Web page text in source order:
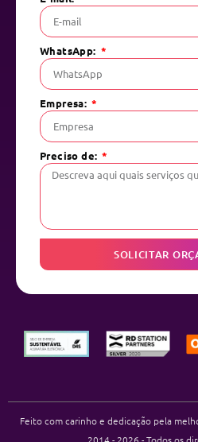
WhatsApp:
Empresa:
Preciso de:
SOLICITAR
Feito com carinho e dedicação pela